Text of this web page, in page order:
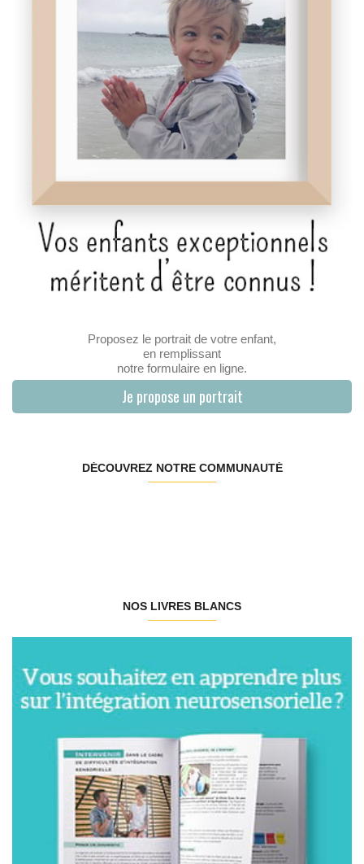
Proposez le portrait de votre enfant,
en remplissant
notre formulaire en ligne.
Je propose un portrait
DÉCOUVREZ NOTRE COMMUNAUTÉ
NOS LIVRES BLANCS